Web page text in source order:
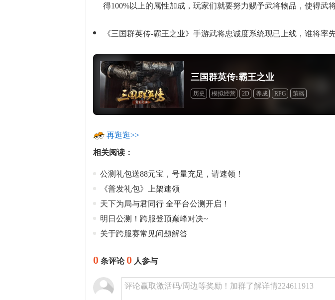
得100%以上的属性加成，玩家们就要努力赐予武将物品，使得武
《三国群英传-霸王之业》手游武将忠诚度系统现已上线，谁将率
三国群英传:霸王之业
历史 模拟经营 2D 养成 RPG 策略
再逛逛>>
相关阅读：
公测礼包送88元宝，号量充足，请速领！
《普发礼包》上架速领
天下为局与君同行 全平台公测开启！
明日公测！跨服登顶巅峰对决~
关于跨服赛常见问题解答
0 条评论0 人参与
评论赢取激活码/周边等奖励！加群了解详情224611913